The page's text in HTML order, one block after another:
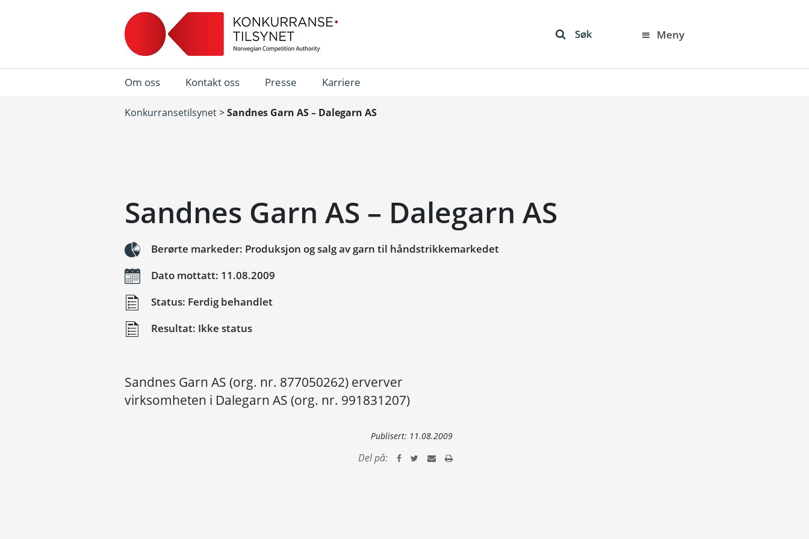
Søk Meny
Om oss Kontakt oss Presse Karriere
Konkurransetilsynet>Sandnes Garn AS – Dalegarn AS
Sandnes Garn AS – Dalegarn AS
Berørte markeder: Produksjon og salg av garn til håndstrikkemarkedet
Dato mottatt: 11.08.2009
Status: Ferdig behandlet
Resultat: Ikke status
Sandnes Garn AS (org. nr. 877050262) erverver
virksomheten i Dalegarn AS (org. nr. 991831207)
Publisert: 11.08.2009
Del på: